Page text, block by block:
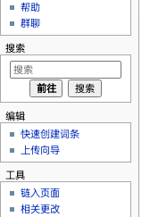
帮助
群聊
搜索
编辑
快速创建词条
上传向导
工具
链入页面
相关更改